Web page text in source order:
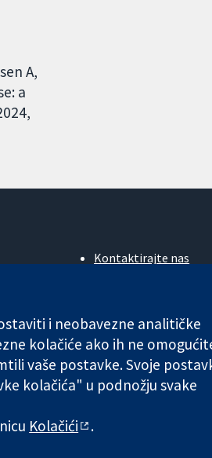
A,
a
Kontaktirajte nas
Poslovi
Cochrane Library
& Wales. VAT registration
Odricanje od odgovornosti
i neobavezne analitičke
kolačiće ako ih ne
vaše postavke. Svoje
kolačića" u podnožju svake
Kolačići .